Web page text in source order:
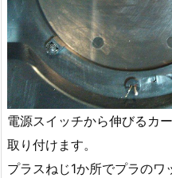
電源スイッチから伸びるカ
取り付けます。
プラスねじ1か所でプラのワ